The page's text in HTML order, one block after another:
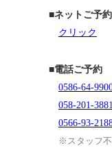
■ネットご予約
クリック
■電話ご予約
0586-64-
058-201-3881
0566-93-
※スタッフ不